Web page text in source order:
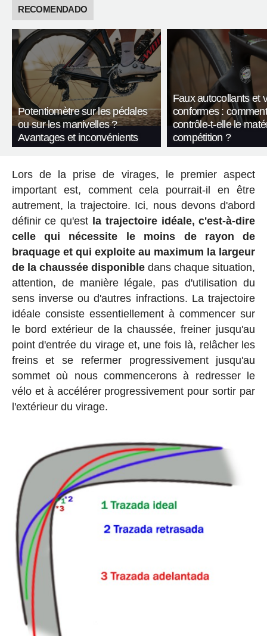
RECOMENDADO
Potentiomètre sur les pédales
ou sur les manivelles ?
Avantages et inconvénients
Faux autocollants et
conformes :
contrôle-t-elle le
compétition ?
Lors de la prise de virages, le premier aspect
important est, comment cela pourrait-il en être
autrement, la trajectoire. Ici, nous devons d'abord
définir ce qu'est la trajectoire idéale, c'est-à-dire
celle qui nécessite le moins de rayon de
braquage et qui exploite au maximum la largeur
de la chaussée disponibledans chaque situation,
attention, de manière légale, pas d'utilisation du
sens inverse ou d'autres infractions. La trajectoire
idéale consiste essentiellement à commencer sur
le bord extérieur de la chaussée, freiner jusqu'au
point d'entrée du virage et, une fois là, relâcher les
freins et se refermer progressivement jusqu'au
sommet où nous commencerons à redresser le
vélo et à accélérer progressivement pour sortir par
l'extérieur du virage.